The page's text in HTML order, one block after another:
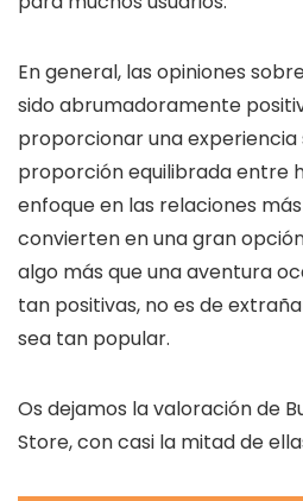
En general, las opiniones
sido abrumadoramente
proporcionar una experiencia
proporción equilibrada entre
enfoque en las relaciones
convierten en una gran
algo más que una aventura
tan positivas, no es de
sea tan popular.
Os dejamos la valoración de
Store, con casi la mitad de